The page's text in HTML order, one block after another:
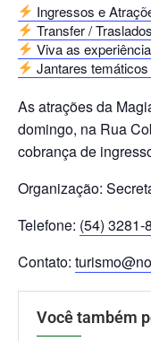
Ingressos e
Transfer /
Viva as
Jantares
As atrações da
domingo, na Rua
cobrança de
Organização:
Telefone: (54) 3281-
Contato:
Você também